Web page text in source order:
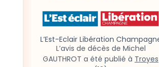
L’Est-Eclair Libération
L’avis de décès de Michel
GAUTHROT a été publié à Troyes